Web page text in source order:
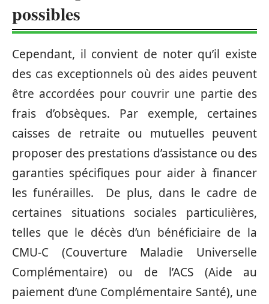
possibles
Cependant, il convient de noter qu’il existe
des cas exceptionnels où des aides peuvent
être accordées pour couvrir une partie des
frais d’obsèques. Par exemple, certaines
caisses de retraite ou mutuelles peuvent
proposer des prestations d’assistance ou des
garanties spécifiques pour aider à financer
les funérailles. De plus, dans le cadre de
certaines situations sociales particulières,
telles que le décès d’un bénéficiaire de la
CMU-C (Couverture Maladie Universelle
Complémentaire) ou de l’ACS (Aide au
paiement d’une Complémentaire Santé), une